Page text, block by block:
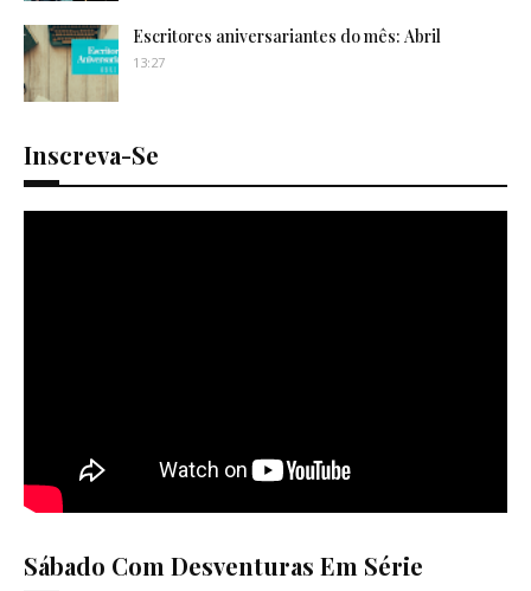
Escritores aniversariantes do mês: Abril
13:27
Inscreva-Se
Sábado Com Desventuras Em Série